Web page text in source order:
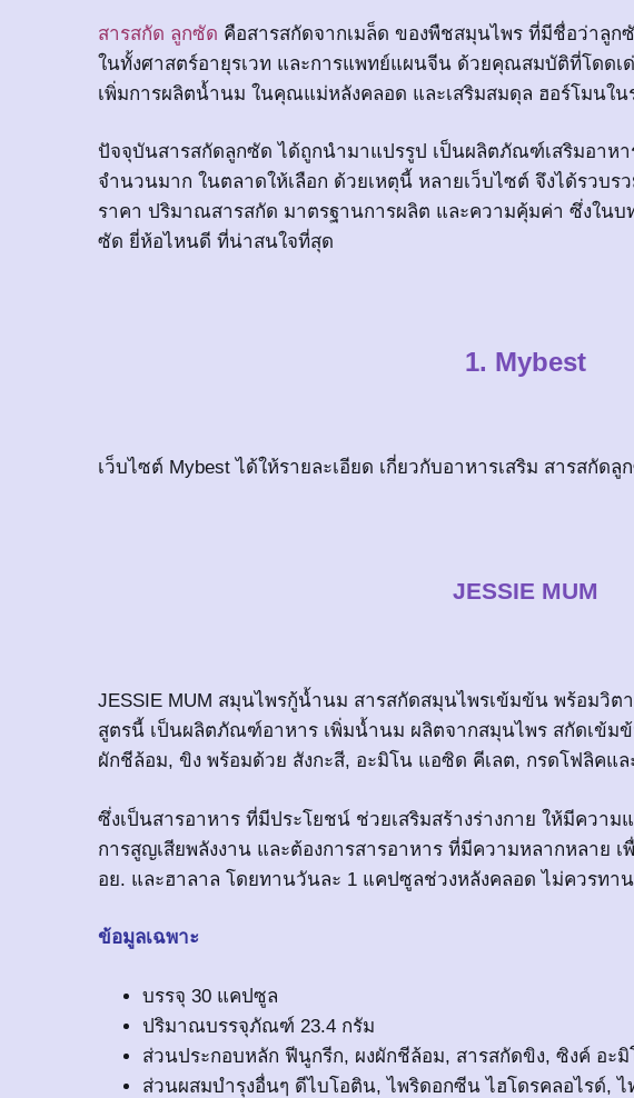
สารสกัด ลูกซัด คือสารสกัดจากเมล็ด ของพืชสมุนไพร ที่มีชื่อว่าลูก
ในทั้งศาสตร์อายุรเวท และการแพทย์แผนจีน ด้วยคุณสมบัติที่โดดเ
เพิ่มการผลิตน้ำนม ในคุณแม่หลังคลอด และเสริมสมดุล ฮอร์โมนใน
ปัจจุบันสารสกัดลูกซัด ได้ถูกนำมาแปรรูป เป็นผลิตภัณฑ์เสริมอาห
จำนวนมาก ในตลาดให้เลือก ด้วยเหตุนี้ หลายเว็บไซต์ จึงได้รวบร
ราคา ปริมาณสารสกัด มาตรฐานการผลิต และความคุ้มค่า ซึ่งในบ
ซัด ยี่ห้อไหนดี ที่น่าสนใจที่สุด
1. Mybest
เว็บไซต์ Mybest ได้ให้รายละเอียด เกี่ยวกับอาหารเสริม สารสกัด
JESSIE MUM
JESSIE MUM สมุนไพรกู้น้ำนม สารสกัดสมุนไพรเข้มข้น พร้อมวิต
สูตรนี้ เป็นผลิตภัณฑ์อาหาร เพิ่มน้ำนม ผลิตจากสมุนไพร สกัดเข้
ผักชีล้อม, ขิง พร้อมด้วย สังกะสี, อะมิโน แอซิด คีเลต, กรดโฟลิคแ
ซึ่งเป็นสารอาหาร ที่มีประโยชน์ ช่วยเสริมสร้างร่างกาย ให้มีควา
การสูญเสียพลังงาน และต้องการสารอาหาร ที่มีความหลากหลาย
อย. และฮาลาล โดยทานวันละ 1 แคปซูลช่วงหลังคลอด ไม่ควรทา
ข้อมูลเฉพาะ
บรรจุ 30 แคปซูล
ปริมาณบรรจุภัณฑ์ 23.4 กรัม
ส่วนประกอบหลัก ฟีนูกรีก, ผงผักชีล้อม, สารสกัดขิง, ซิงค์ อะ
ส่วนผสมบำรุงอื่นๆ ดีไบโอติน, ไพริดอกซีน ไฮโดรคลอไรด์,